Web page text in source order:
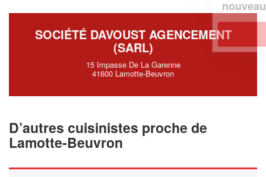
SOCIÉTÉ DAVOUST AGENCEMENT
(SARL)
15 Impasse De La Garenne
41600 Lamotte-Beuvron
D’autres cuisinistes proche de
Lamotte-Beuvron
En savoir plus